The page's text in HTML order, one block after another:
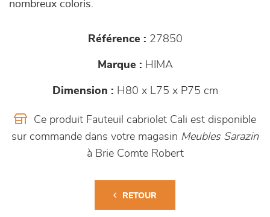
nombreux coloris.
Référence : 27850
Marque : HIMA
Dimension : H80 x L75 x P75 cm
Ce produit Fauteuil cabriolet Cali est disponible
sur commande dans votre magasin Meubles Sarazin
à Brie Comte Robert
RETOUR